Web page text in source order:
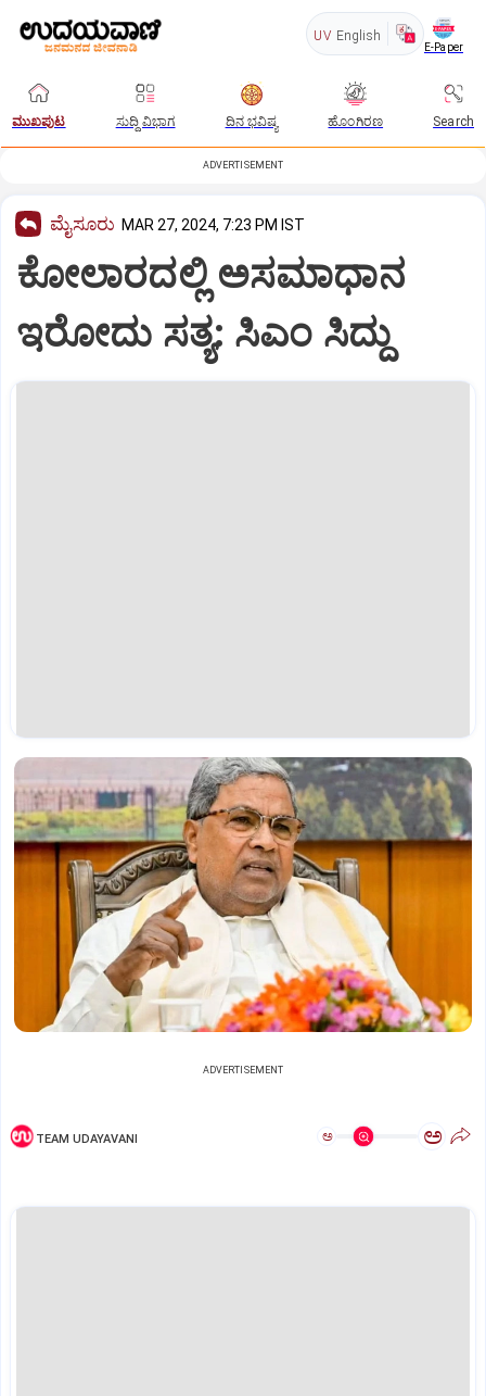
UV English
E-Paper
ಮುಖಪುಟ ಸುದ್ದಿ ವಿಭಾಗ ದಿನ ಭವಿಷ್ಯ ಹೊಂಗಿರಣ Search
ADVERTISEMENT
ಮೈಸೂರು MAR 27, 2024, 7:23 PM IST
ಕೋಲಾರದಲ್ಲಿ ಅಸಮಾಧಾನ
ಇರೋದು ಸತ್ಯ: ಸಿಎಂ ಸಿದ್ದು
ADVERTISEMENT
TEAM UDAYAVANI ಅ ಅ